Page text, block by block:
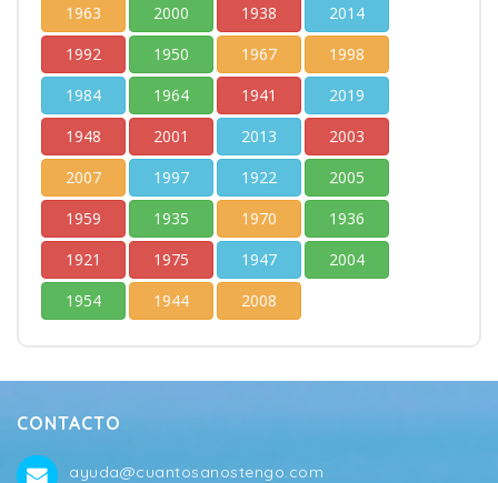
1963
2000 1938
2014
1992
1950 1967
1998
1984
1964 1941
2019
1948
2001 2013
2003
2007
1997 1922
2005
1959
1935 1970
1936
1921
1975 1947
2004
1954
1944 2008
CONTACTO
ayuda@cuantosanostengo.com